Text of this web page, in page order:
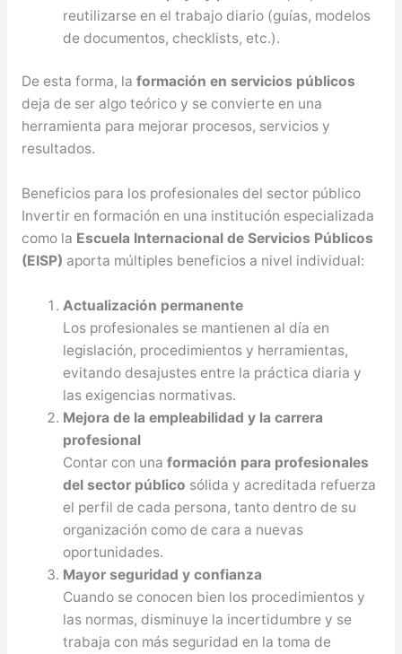
reutilizarse en el trabajo diario (guías, modelos
de documentos, checklists, etc.).
De esta forma, la formación en servicios públicos
deja de ser algo teórico y se convierte en una
herramienta para mejorar procesos, servicios y
resultados.
Beneficios para los profesionales del sector público
Invertir en formación en una institución especializada
como la Escuela Internacional de Servicios Públicos
(EISP) aporta múltiples beneficios a nivel individual:
Actualización permanente
Los profesionales se mantienen al día en
legislación, procedimientos y herramientas,
evitando desajustes entre la práctica diaria y
las exigencias normativas.
Mejora de la empleabilidad y la carrera
profesional
Contar con unaformación para profesionales
del sector público sólida y acreditada refuerza
el perfil de cada persona, tanto dentro de su
organización como de cara a nuevas
oportunidades.
Mayor seguridad y confianza
Cuando se conocen bien los procedimientos y
las normas, disminuye la incertidumbre y se
trabaja con más seguridad en la toma de